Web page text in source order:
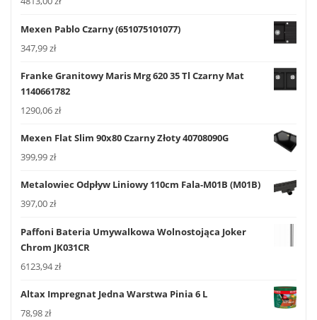
Mexen Pablo Czarny (651075101077)
347,99zł
Franke Granitowy Maris Mrg 620 35 Tl Czarny Mat
1140661782
1290,06zł
Mexen Flat Slim 90x80 Czarny Złoty 40708090G
399,99zł
Metalowiec Odpływ Liniowy 110cm Fala-M01B (M01B)
397,00zł
Paffoni Bateria Umywalkowa Wolnostojąca Joker
Chrom JK031CR
6123,94zł
Altax Impregnat Jedna Warstwa Pinia 6 L
78,98zł